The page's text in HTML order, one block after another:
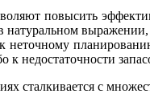
повысить
неточному
недостаточности
сталкивается с